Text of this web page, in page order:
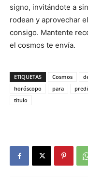
signo, invitándote a
rodean y aprovechar
consigo. Mantente
el cosmos te envía.
ETIQUETAS Cosmos
horóscopo
para
titulo